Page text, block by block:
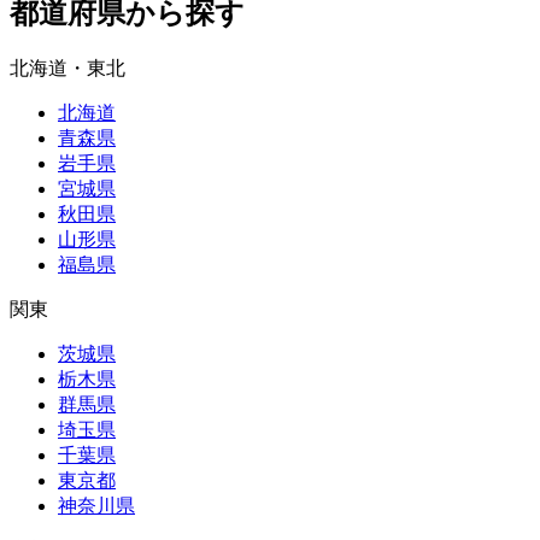
都道府県から探す
北海道・東北
北海道
青森県
岩手県
宮城県
秋田県
山形県
福島県
関東
茨城県
栃木県
群馬県
埼玉県
千葉県
東京都
神奈川県